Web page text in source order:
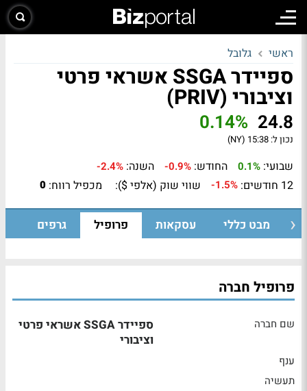
ראשי גלובל
ספיידר SSGA אשראי פרטי
וציבורי (PRIV)
24.8
0.14%
נכון ל: 15:38 (NY)
שבועי: 0.1% החודש: -0.9% השנה: -2.4%
12 חודשים: -1.5% שווי שוק (אלפי $): מכפיל רווח: 0
מבט כללי עסקאות פרופיל גרפים
פרופיל חברה
שם חברה
ספיידר SSGA אשראי פרטי
וציבורי
ענף
תעשיה